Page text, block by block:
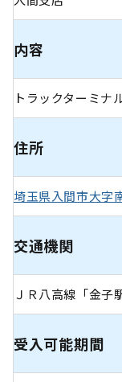
内容
トラックターミナ
住所
埼玉県入間市大字
交通機関
ＪＲ八高線「金子
受入可能期間